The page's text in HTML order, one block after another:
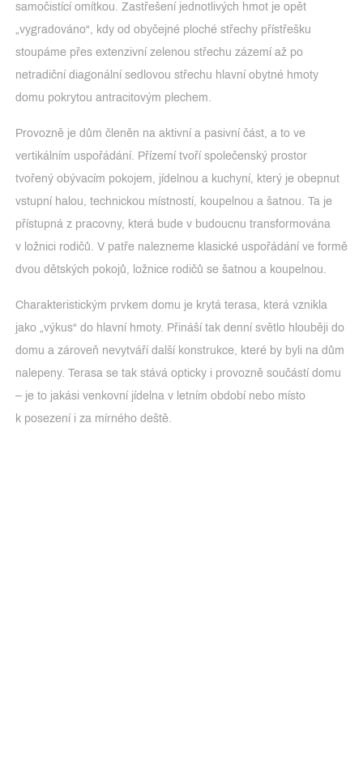
samočistící omítkou. Zastřešení jednotlivých hmot je opět
„vygradováno“, kdy od obyčejné ploché střechy přístřešku
stoupáme přes extenzivní zelenou střechu zázemí až po
netradiční diagonální sedlovou střechu hlavní obytné hmoty
domu pokrytou antracitovým plechem.
Provozně je dům členěn na aktivní a pasivní část, a to ve
vertikálním uspořádání. Přízemí tvoří společenský prostor
tvořený obývacím pokojem, jídelnou a kuchyní, který je obepnut
vstupní halou, technickou místností, koupelnou a šatnou. Ta je
přístupná z pracovny, která bude v budoucnu transformována
v ložnici rodičů. V patře nalezneme klasické uspořádání ve formě
dvou dětských pokojů, ložnice rodičů se šatnou a koupelnou.
Charakteristickým prvkem domu je krytá terasa, která vznikla
jako „výkus“ do hlavní hmoty. Přináší tak denní světlo hlouběji do
domu a zároveň nevytváří další konstrukce, které by byli na dům
nalepeny. Terasa se tak stává opticky i provozně součástí domu
– je to jakási venkovní jídelna v letním období nebo místo
k posezení i za mírného deště.